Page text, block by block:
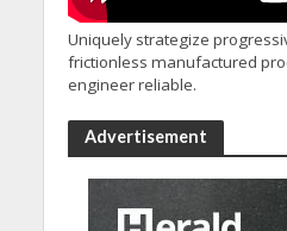
Uniquely strategize
frictionless manufactured
engineer reliable.
Advertisement